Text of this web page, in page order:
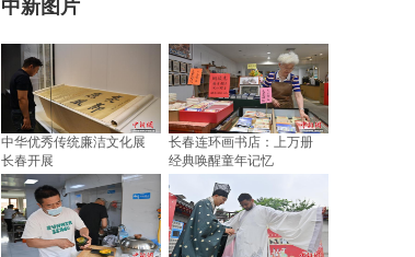
中新图片
中华优秀传统廉洁文化展
长春开展
长春连环画书店：上万册
经典唤醒童年记忆